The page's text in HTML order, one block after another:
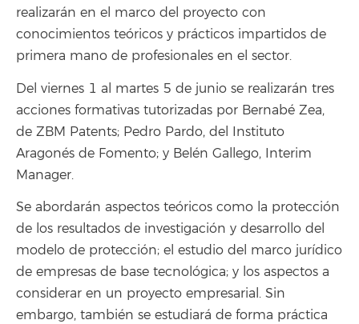
realizarán en el marco del proyecto con
conocimientos teóricos y prácticos impartidos de
primera mano de profesionales en el sector.
Del viernes 1 al martes 5 de junio se realizarán tres
acciones formativas tutorizadas por Bernabé Zea,
de ZBM Patents; Pedro Pardo, del Instituto
Aragonés de Fomento; y Belén Gallego, Interim
Manager.
Se abordarán aspectos teóricos como la protección
de los resultados de investigación y desarrollo del
modelo de protección; el estudio del marco jurídico
de empresas de base tecnológica; y los aspectos a
considerar en un proyecto empresarial. Sin
embargo, también se estudiará de forma práctica